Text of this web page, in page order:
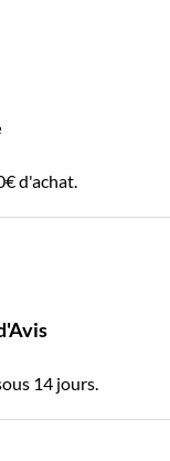
d'achat.
14 jours.